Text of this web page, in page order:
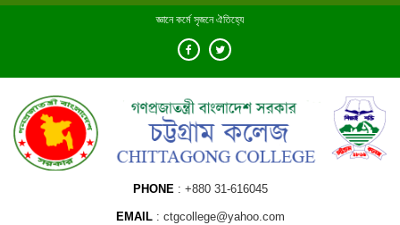
Skip
জ্ঞানে কর্মে সৃজনে ঐতিহ্যে
PHONE +880 31-616045
EMAIL ctgcollege@yahoo.com